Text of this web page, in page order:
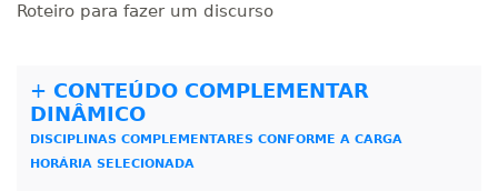
220 H 28dias 90dias
Roteiro para fazer um discurso
+ CONTEÚDO COMPLEMENTAR
DINÂMICO
DISCIPLINAS COMPLEMENTARES CONFORME A CARGA
HORÁRIA SELECIONADA